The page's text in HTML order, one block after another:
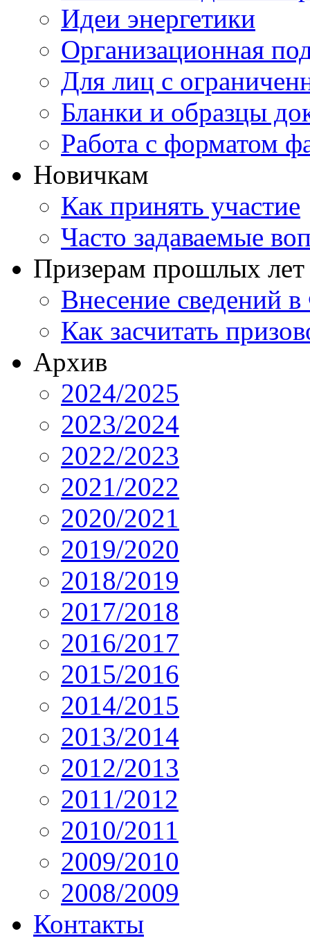
Идеи энергетики
Организационная
Для лиц с
Бланки и образцы
Работа с форматом
Новичкам
Как принять участие
Часто задаваемые
Призерам прошлых лет
Внесение
Как засчитать
Архив
2024/2025
2023/2024
2022/2023
2021/2022
2020/2021
2019/2020
2018/2019
2017/2018
2016/2017
2015/2016
2014/2015
2013/2014
2012/2013
2011/2012
2010/2011
2009/2010
2008/2009
Контакты